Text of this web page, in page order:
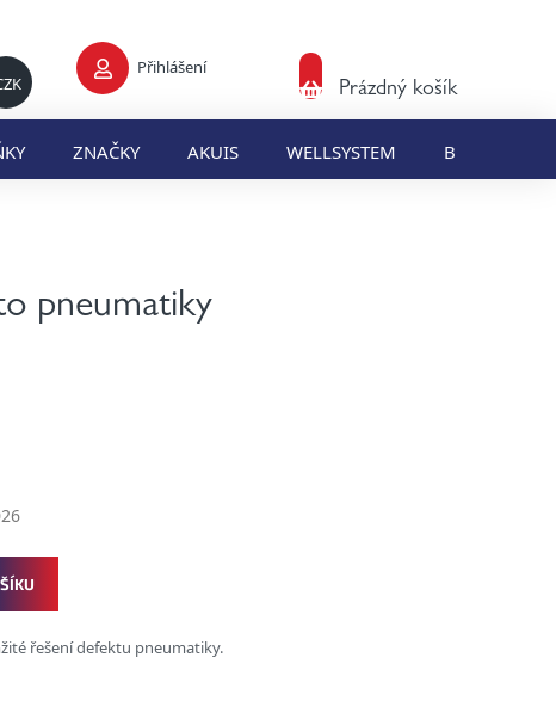
Přihlášení
Nákupní
košík
Prázdný košík
ZNAČKY AKUIS WELLSYSTEM BLOG
pneumatiky
řešení defektu pneumatiky.